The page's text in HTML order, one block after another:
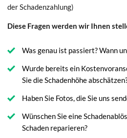
der Schadenzahlung)
Diese Fragen werden wir Ihnen
Was genau ist passiert? Wann
Wurde bereits ein
Sie die Schadenhöhe
Haben Sie Fotos, die Sie uns
Wünschen Sie eine
Schaden reparieren?